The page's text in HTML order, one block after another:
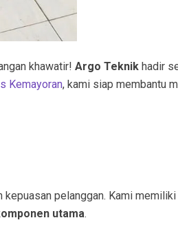
khawatir! Argo Teknik hadir
Kemayoran, kami siap membantu
pelanggan. Kami
utama.